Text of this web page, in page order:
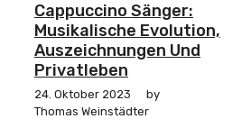
Cappuccino Sänger:
Musikalische Evolution,
Auszeichnungen Und
Privatleben
24. Oktober 2023
by
Thomas Weinstädter